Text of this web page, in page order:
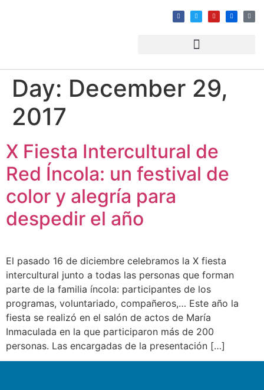
Day: December 29,
2017
X Fiesta Intercultural de
Red Íncola: un festival de
color y alegría para
despedir el año
El pasado 16 de diciembre celebramos la X fiesta
intercultural junto a todas las personas que forman
parte de la familia íncola: participantes de los
programas, voluntariado, compañeros,… Este año la
fiesta se realizó en el salón de actos de María
Inmaculada en la que participaron más de 200
personas. Las encargadas de la presentación […]